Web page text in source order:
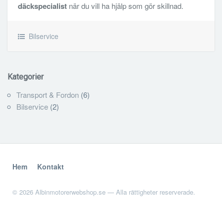
däckspecialistnär du vill ha hjälp som gör skillnad.
Bilservice
Kategorier
Transport & Fordon (6)
Bilservice (2)
Hem Kontakt
© 2026 Albinmotorerwebshop.se — Alla rättigheter reserverade.